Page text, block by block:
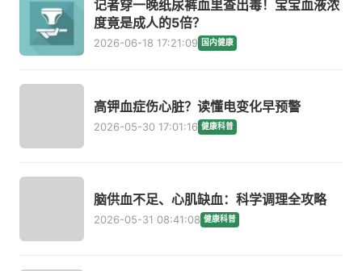
记者穿一晚纸尿裤血里查出毒！宝宝血液浓
度竟是成人的5倍？
2026-06-18 17:21:09 国内健康
高钾血症伤心脏？读懂电变化早预警
2026-05-30 17:01:16 健康科普
脑供血不足、心肌缺血：科学调理全攻略
2026-05-31 08:41:08 健康科普